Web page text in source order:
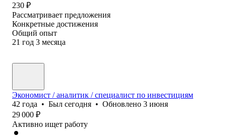
230 ₽
Рассматривает предложения
Конкретные достижения
Общий опыт
21 год 3 месяца
Экономист / аналитик / специалист по инвестициям
42 года • Был сегодня • Обновлено 3 июня
29 000 ₽
Активно ищет работу